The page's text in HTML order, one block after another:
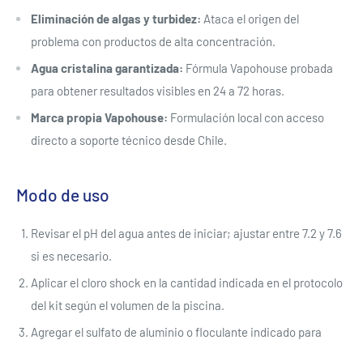
Eliminación de algas y turbidez: Ataca el origen del
problema con productos de alta concentración.
Agua cristalina garantizada: Fórmula Vapohouse probada
para obtener resultados visibles en 24 a 72 horas.
Marca propia Vapohouse: Formulación local con acceso
directo a soporte técnico desde Chile.
Modo de uso
Revisar el pH del agua antes de iniciar; ajustar entre 7.2 y 7.6
si es necesario.
Aplicar el cloro shock en la cantidad indicada en el protocolo
del kit según el volumen de la piscina.
Agregar el sulfato de aluminio o floculante indicado para